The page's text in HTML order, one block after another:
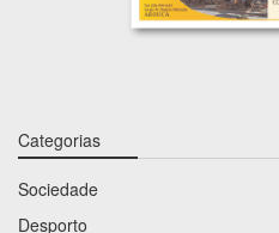
Categorias
Sociedade
Desporto